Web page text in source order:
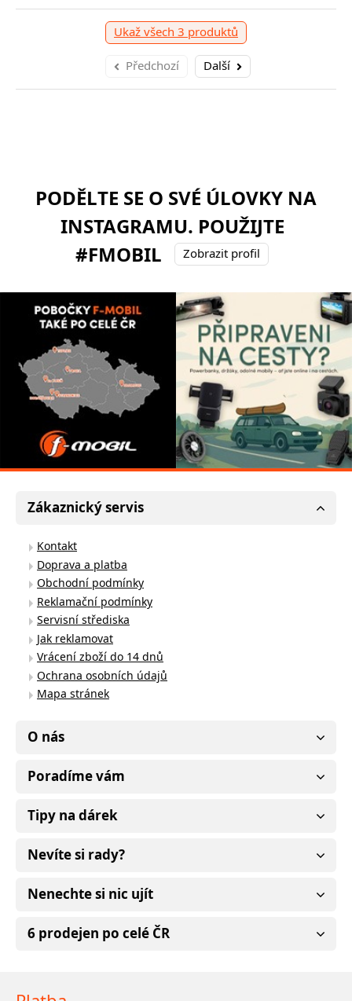
Ukaž všech 3 produktů
Předchozí Další
PODĚLTE SE O SVÉ ÚLOVKY NA
INSTAGRAMU. POUŽIJTE
#FMOBIL
Zobrazit profil
Zákaznický servis
Kontakt
Doprava a platba
Obchodní podmínky
Reklamační podmínky
Servisní střediska
Jak reklamovat
Vrácení zboží do 14 dnů
Ochrana osobních údajů
Mapa stránek
O nás
Poradíme vám
Tipy na dárek
Nevíte si rady?
Nenechte si nic ujít
6 prodejen po celé ČR